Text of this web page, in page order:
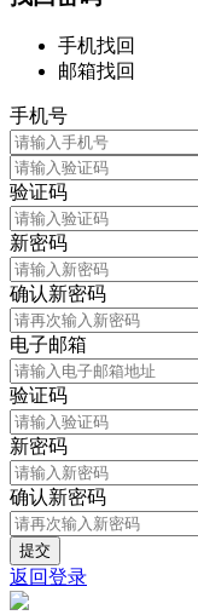
手机找回
邮箱找回
手机号
验证码
新密码
确认新密码
电子邮箱
验证码
新密码
确认新密码
返回登录